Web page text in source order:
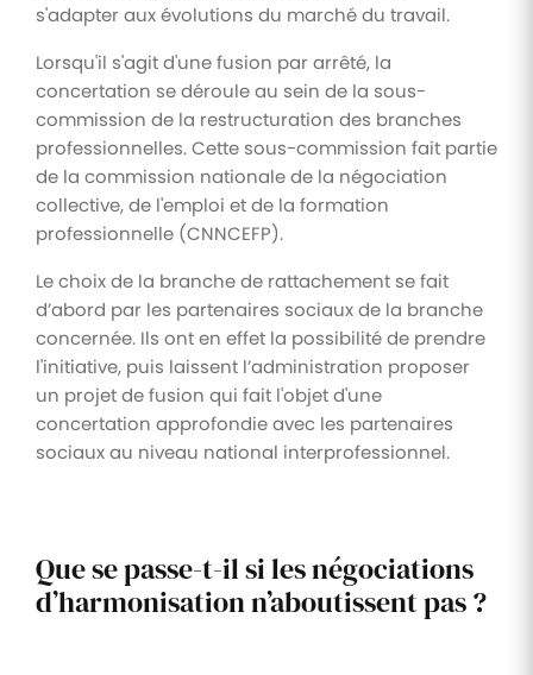
s'adapter aux évolutions du marché du travail.
Lorsqu'il s'agit d'une fusion par arrêté, la
concertation se déroule au sein de la sous-
commission de la restructuration des branches
professionnelles. Cette sous-commission fait partie
de la commission nationale de la négociation
collective, de l'emploi et de la formation
professionnelle (CNNCEFP).
Le choix de la branche de rattachement se fait
d’abord par les partenaires sociaux de la branche
concernée. Ils ont en effet la possibilité de prendre
l'initiative, puis laissent l’administration proposer
un projet de fusion qui fait l'objet d'une
concertation approfondie avec les partenaires
sociaux au niveau national interprofessionnel.
Que se passe-t-il si les négociations
d’harmonisation n’aboutissent pas ?